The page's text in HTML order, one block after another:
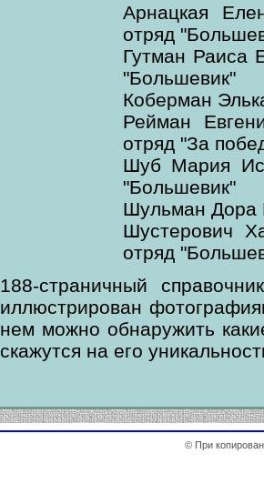
Арнацкая
отряд
Гутман Раиса
"Большевик"
Коберман
Рейман
отряд "За
Шуб Мария
"Большевик"
Шульман Дора
Шустерович
отряд
188-страничный
иллюстрирован
нем можно обнаружить
скажутся на его
© При